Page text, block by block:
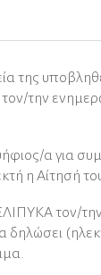
της
την
α για
η Αίτησή
τον/